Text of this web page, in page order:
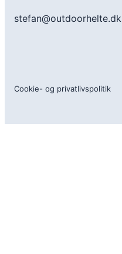
stefan@outdoorhelte.dk
Cookie- og privatlivspolitik